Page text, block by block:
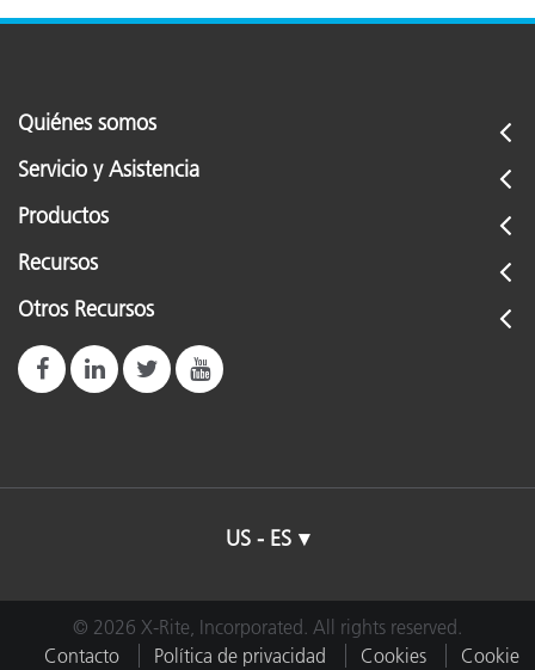
Quiénes somos
Servicio y Asistencia
Productos
Recursos
Otros Recursos
US - ES
© 2026 X-Rite, Incorporated. All rights reserved.
Contacto
Política de privacidad Cookies Cookie